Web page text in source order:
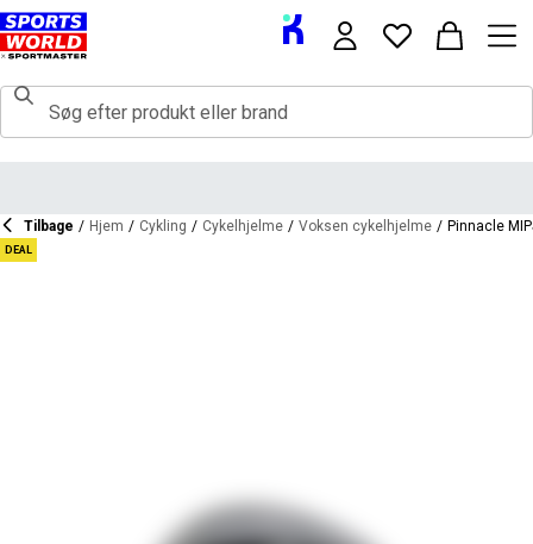
Tilbage / Hjem / Cykling / Cykelhjelme / Voksen cykelhjelme / Pinnacle
DEAL